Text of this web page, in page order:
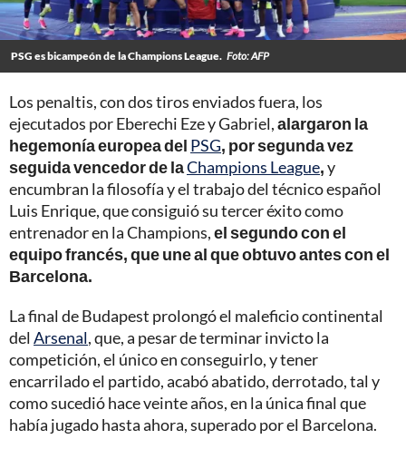
PSG es bicampeón de la Champions League. Foto: AFP
Los penaltis, con dos tiros enviados fuera, los
ejecutados por Eberechi Eze y Gabriel,alargaron la
hegemonía europea del PSG, por segunda vez
seguida vencedor de laChampions League,y
encumbran la filosofía y el trabajo del técnico español
Luis Enrique, que consiguió su tercer éxito como
entrenador en la Champions,el segundo con el
equipo francés, que une al que obtuvo antes con el
Barcelona.
La final de Budapest prolongó el maleficio continental
del Arsenal, que, a pesar de terminar invicto la
competición, el único en conseguirlo, y tener
encarrilado el partido, acabó abatido, derrotado, tal y
como sucedió hace veinte años, en la única final que
había jugado hasta ahora, superado por el Barcelona.